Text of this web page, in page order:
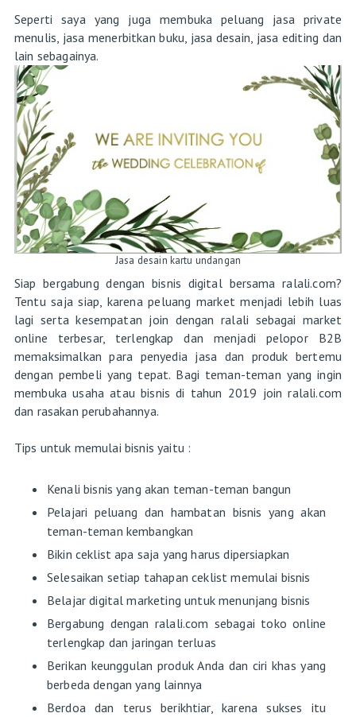
Seperti saya yang juga membuka peluang jasa private
menulis, jasa menerbitkan buku, jasa desain, jasa editing dan
lain sebagainya.
Jasa desain kartu undangan
Siap bergabung dengan bisnis digital bersama ralali.com?
Tentu saja siap, karena peluang market menjadi lebih luas
lagi serta kesempatan join dengan ralali sebagai market
online terbesar, terlengkap dan menjadi pelopor B2B
memaksimalkan para penyedia jasa dan produk bertemu
dengan pembeli yang tepat. Bagi teman-teman yang ingin
membuka usaha atau bisnis di tahun 2019 join ralali.com
dan rasakan perubahannya.
Tips untuk memulai bisnis yaitu :
Kenali bisnis yang akan teman-teman bangun
Pelajari peluang dan hambatan bisnis yang akan
teman-teman kembangkan
Bikin ceklist apa saja yang harus dipersiapkan
Selesaikan setiap tahapan ceklist memulai bisnis
Belajar digital marketing untuk menunjang bisnis
Bergabung dengan ralali.com sebagai toko online
terlengkap dan jaringan terluas
Berikan keunggulan produk Anda dan ciri khas yang
berbeda dengan yang lainnya
Berdoa dan terus berikhtiar, karena sukses itu